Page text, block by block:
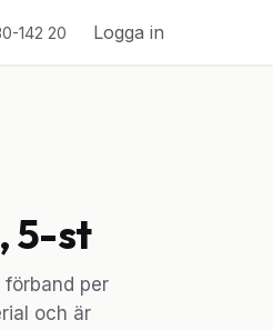
142 20 Logga in
5-st
per
och är